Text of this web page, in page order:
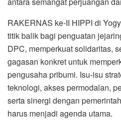
RAKERNAS ke-II HIPPI di
titik balik bagi penguatan
DPC, memperkuat solidaritas,
gagasan konkret untuk
pengusaha pribumi. Isu-isu
teknologi, akses permodalan,
serta sinergi dengan
harus menjadi agenda utama.